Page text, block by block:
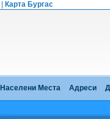
Карта Бургас
Населени Места Адреси